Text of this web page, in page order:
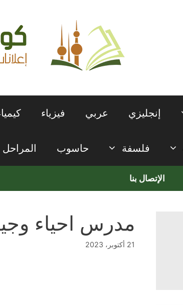
إنجليزي عربي فيزياء
فلسفة حاسوب المراحل
الإتصال بنا
مدرس احياء
21 أكتوبر، 2023